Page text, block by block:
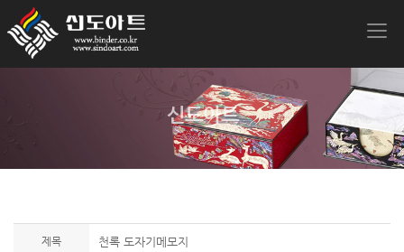
신도아트
제목 천록 도자기메모지